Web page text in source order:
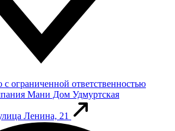
ограниченной ответственностью
Мани Дом Удмуртская
Ленина, 21